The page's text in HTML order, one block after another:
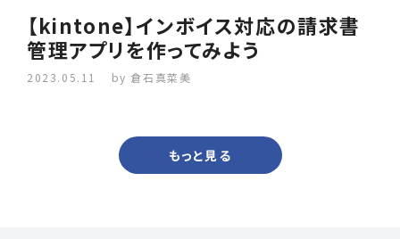
【kintone】インボイス対応の請求書
管理アプリを作ってみよう
2023.05.11 by 倉石真菜美
もっと見る